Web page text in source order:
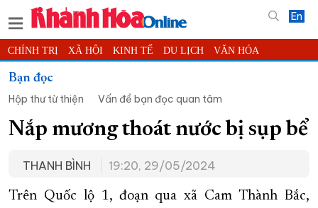
En
CHÍNH TRỊ XÃ HỘI KINH TẾ DU LỊCH VĂN HÓA
THỂ THAO
KHOA HỌC - CÔNG NGHỆ PHÁP LUẬT BẠN ĐỌC
THẾ GIỚI MULTIMEDIA VIDEO ĐỌC BÁO ONLINE
QUY HOẠCH TỈNH KHÁNH HÒA
TRƯỜNG SA BIỂN ĐẢO QUÊ HƯƠNG
Bạn đọc
Hộp thư từ thiện
Vấn đề bạn đọc quan tâm
Nắp mương thoát nước bị sụp bể
THANH BÌNH 19:20, 29/05/2024
Trên Quốc lộ 1, đoạn qua xã Cam Thành Bắc,